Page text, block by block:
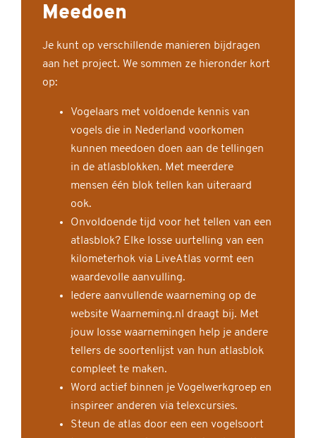
Meedoen
Je kunt op verschillende manieren bijdragen
aan het project. We sommen ze hieronder kort
op:
Vogelaars met voldoende kennis van
vogels die in Nederland voorkomen
kunnen meedoen doen aan de tellingen
in de atlasblokken. Met meerdere
mensen één blok tellen kan uiteraard
ook.
Onvoldoende tijd voor het tellen van een
atlasblok? Elke losse uurtelling van een
kilometerhok via LiveAtlas vormt een
waardevolle aanvulling.
Iedere aanvullende waarneming op de
website Waarneming.nl draagt bij. Met
jouw losse waarnemingen help je andere
tellers de soortenlijst van hun atlasblok
compleet te maken.
Word actief binnen je Vogelwerkgroep en
inspireer anderen via telexcursies.
Steun de atlas door een een vogelsoort